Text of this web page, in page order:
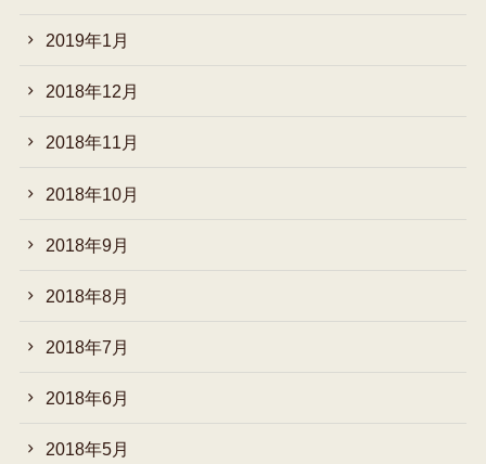
2019年1月
2018年12月
2018年11月
2018年10月
2018年9月
2018年8月
2018年7月
2018年6月
2018年5月